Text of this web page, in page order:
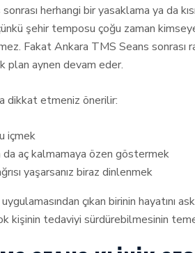
herhangi bir yasaklama ya da
şehir temposu çoğu zaman
Fakat Ankara TMS Seans
plan aynen devam eder.
dikkat etmeniz önerilir:
içmek
da aç kalmamaya özen göstermek
yaşarsanız biraz dinlenmek
çıkan birinin hayatını
kişinin tedaviyi sürdürebilmesinin